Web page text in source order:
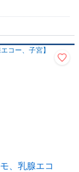
、乳腺エコ